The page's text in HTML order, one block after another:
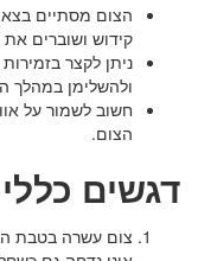
הצום מסתיים
קידוש ושוברים
ניתן לקצר
ולהשלימן במהלך
חשוב לשמור על
הצום.
דגשים
צום עשרה בטבת